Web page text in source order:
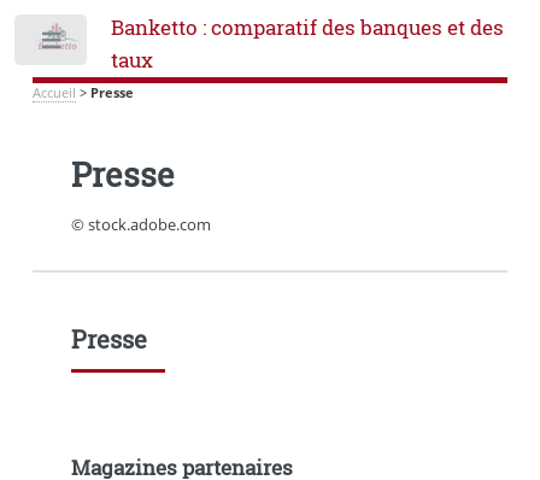
Banketto : comparatif des banques et des
taux
Accueil > Presse
Presse
© stock.adobe.com
Presse
Magazines partenaires